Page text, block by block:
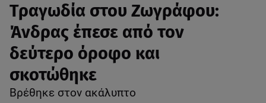
Τραγωδία στου Ζωγράφου:
Άνδρας έπεσε από τον
δεύτερο όροφο και
σκοτώθηκε
Βρέθηκε στον ακάλυπτο